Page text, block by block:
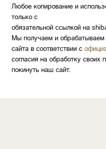
Любое копирование и
только с
обязательной ссылкой на
Мы получаем и обрабатываем
сайта в соответствии с
согласия на обработку
покинуть наш сайт.